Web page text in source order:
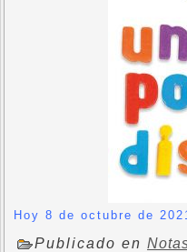
Hoy 8 de octubre de
Publicado en